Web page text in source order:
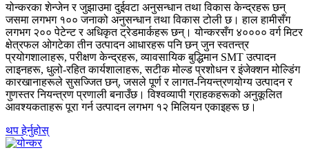
योन्करका शेन्जेन र जुझाउमा दुईवटा अनुसन्धान तथा विकास केन्द्रहरू छन्
जसमा लगभग १०० जनाको अनुसन्धान तथा विकास टोली छ। हाल हामीसँग
लगभग २०० पेटेन्ट र अधिकृत ट्रेडमार्कहरू छन्। योन्करसँग ४०००० वर्ग मिटर
क्षेत्रफल ओगटेका तीन उत्पादन आधारहरू पनि छन् जुन स्वतन्त्र
प्रयोगशालाहरू, परीक्षण केन्द्रहरू, व्यावसायिक बुद्धिमान SMT उत्पादन
लाइनहरू, धुलो-रहित कार्यशालाहरू, सटीक मोल्ड प्रशोधन र इंजेक्शन मोल्डिंग
कारखानाहरूले सुसज्जित छन्, जसले पूर्ण र लागत-नियन्त्रणयोग्य उत्पादन र
गुणस्तर नियन्त्रण प्रणाली बनाउँछ। विश्वव्यापी ग्राहकहरूको अनुकूलित
आवश्यकताहरू पूरा गर्न उत्पादन लगभग १२ मिलियन एकाइहरू छ।
थप हेर्नुहोस्